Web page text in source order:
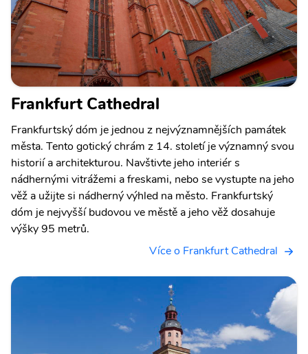
Frankfurt Cathedral
Frankfurtský dóm je jednou z nejvýznamnějších památek
města. Tento gotický chrám z 14. století je významný svou
historií a architekturou. Navštivte jeho interiér s
nádhernými vitrážemi a freskami, nebo se vystupte na jeho
věž a užijte si nádherný výhled na město. Frankfurtský
dóm je nejvyšší budovou ve městě a jeho věž dosahuje
výšky 95 metrů.
Více o Frankfurt Cathedral